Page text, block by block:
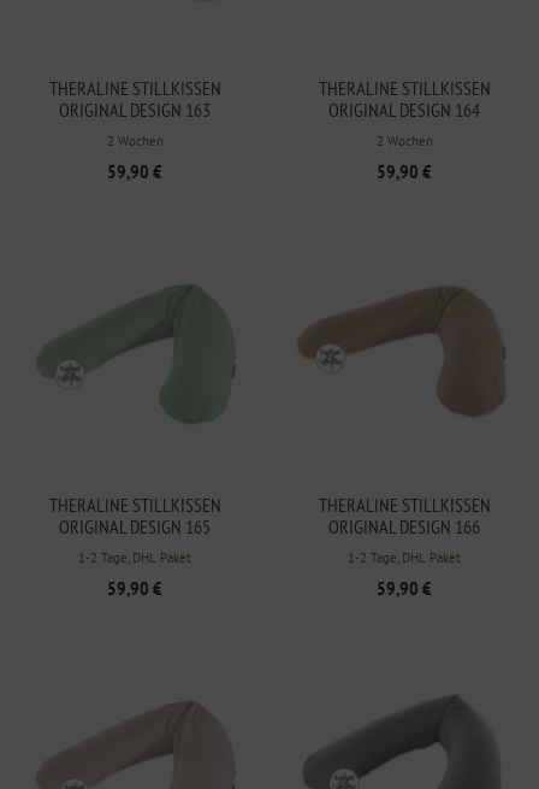
THERALINE STILLKISSEN
ORIGINAL DESIGN 163
PUSTEBLUME ZARTGRÜN
2 Wochen
59,90 €
THERALINE STILLKISSEN
ORIGINAL DESIGN 164
PUSTEBLUME DUNKELGRÜN
2 Wochen
59,90 €
THERALINE STILLKISSEN
ORIGINAL DESIGN 165
PASTELLGRÜN, BAMBUS-
KOLLEKTION
1-2 Tage, DHL Paket
59,90 €
THERALINE STILLKISSEN
ORIGINAL DESIGN 166
CAPPUCCINO, BAMBUS-
KOLLEKTION
1-2 Tage, DHL Paket
59,90 €